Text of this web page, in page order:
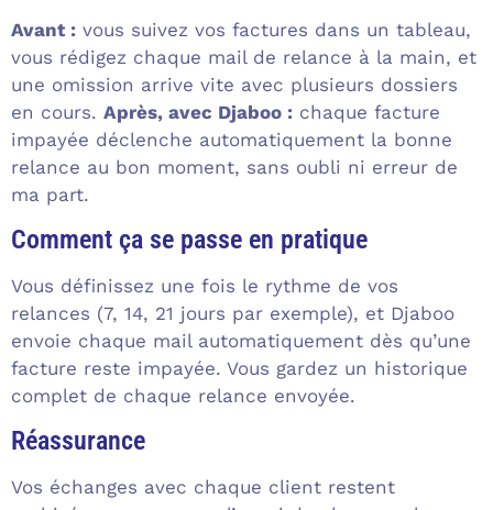
Avant : vous suivez vos factures dans un tableau,
vous rédigez chaque mail de relance à la main, et
une omission arrive vite avec plusieurs dossiers
en cours. Après, avec Djaboo : chaque facture
impayée déclenche automatiquement la bonne
relance au bon moment, sans oubli ni erreur de
ma part.
Comment ça se passe en pratique
Vous définissez une fois le rythme de vos
relances (7, 14, 21 jours par exemple), et Djaboo
envoie chaque mail automatiquement dès qu’une
facture reste impayée. Vous gardez un historique
complet de chaque relance envoyée.
Réassurance
Vos échanges avec chaque client restent